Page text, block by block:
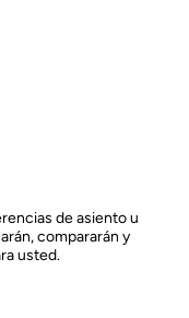
de asiento u
compararán y
usted.